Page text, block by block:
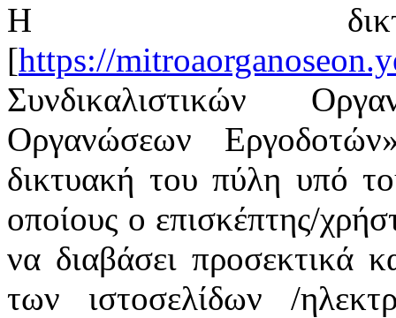
Η
[https://
Συνδικαλιστικών
Οργανώσεων
δικτυακή του πύλη υπό
οποίους ο επισκέπτης/
να διαβάσει προσεκτικά
των ιστοσελίδων /